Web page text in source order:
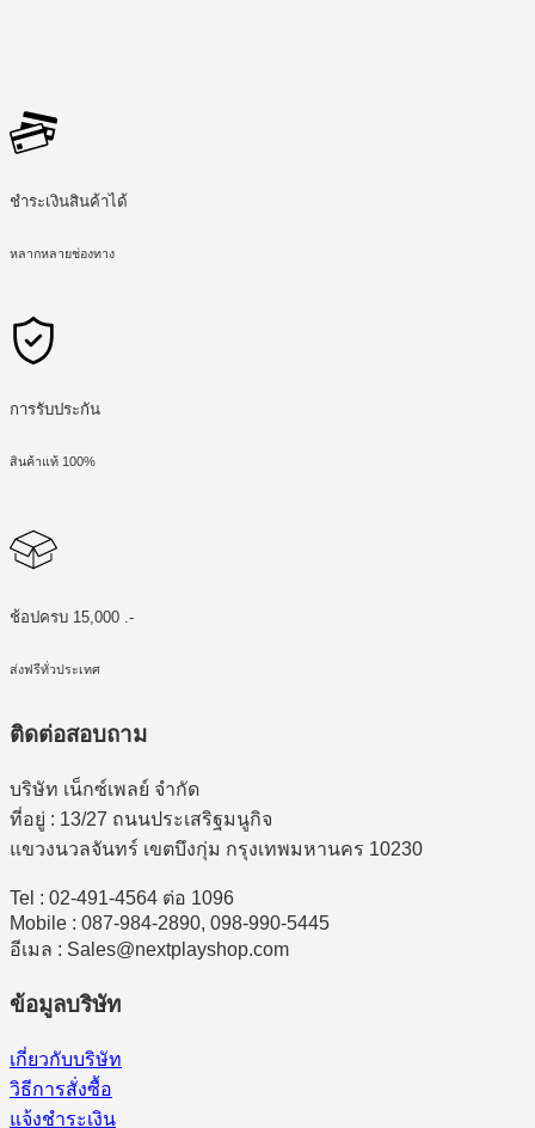
ชำระเงินสินค้าได้
หลากหลายช่องทาง
การรับประกัน
สินค้าแท้ 100%
ช้อปครบ 15,000 .-
ส่งฟรีทั่วประเทศ
ติดต่อสอบถาม
บริษัท เน็กซ์เพลย์ จำกัด
ที่อยู่ : 13/27 ถนนประเสริฐมนูกิจ
แขวงนวลจันทร์ เขตบึงกุ่ม กรุงเทพมหานคร 10230
Tel : 02-491-4564 ต่อ 1096
Mobile : 087-984-2890, 098-990-5445
อีเมล : Sales@nextplayshop.com
ข้อมูลบริษัท
เกี่ยวกับบริษัท
วิธีการสั่งซื้อ
แจ้งชำระเงิน